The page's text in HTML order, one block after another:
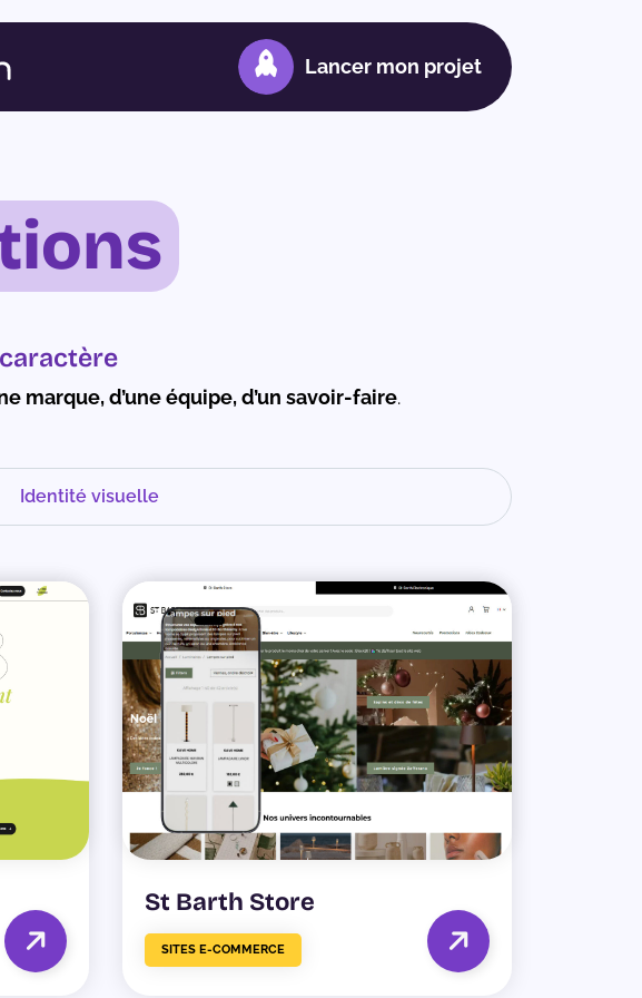
Lancer mon projet
marque, d’une équipe, d’un savoir-faire.
Identité visuelle
St Barth Store
SITES E-COMMERCE